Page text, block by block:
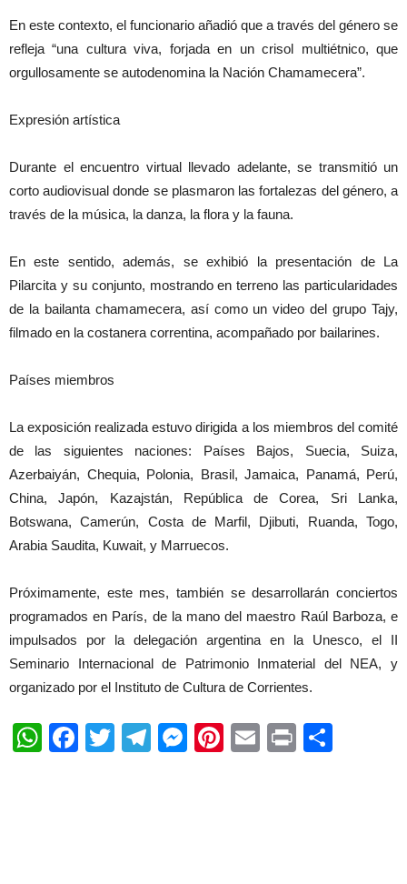
En este contexto, el funcionario añadió que a través del género se
refleja “una cultura viva, forjada en un crisol multiétnico, que
orgullosamente se autodenomina la Nación Chamamecera”.
Expresión artística
Durante el encuentro virtual llevado adelante, se transmitió un
corto audiovisual donde se plasmaron las fortalezas del género, a
través de la música, la danza, la flora y la fauna.
En este sentido, además, se exhibió la presentación de La
Pilarcita y su conjunto, mostrando en terreno las particularidades
de la bailanta chamamecera, así como un video del grupo Tajy,
filmado en la costanera correntina, acompañado por bailarines.
Países miembros
La exposición realizada estuvo dirigida a los miembros del comité
de las siguientes naciones: Países Bajos, Suecia, Suiza,
Azerbaiyán, Chequia, Polonia, Brasil, Jamaica, Panamá, Perú,
China, Japón, Kazajstán, República de Corea, Sri Lanka,
Botswana, Camerún, Costa de Marfil, Djibuti, Ruanda, Togo,
Arabia Saudita, Kuwait, y Marruecos.
Próximamente, este mes, también se desarrollarán conciertos
programados en París, de la mano del maestro Raúl Barboza, e
impulsados por la delegación argentina en la Unesco, el II
Seminario Internacional de Patrimonio Inmaterial del NEA, y
organizado por el Instituto de Cultura de Corrientes.
WhatsApp
Facebook
TwitterTelegram
Messenger
Pinterest
EmailPrint